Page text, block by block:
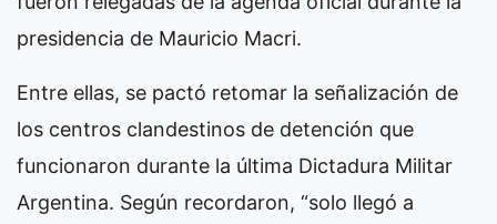
presidencia de Mauricio Macri.
Entre ellas, se pactó retomar la señalización de
los centros clandestinos de detención que
funcionaron durante la última Dictadura Militar
Argentina. Según recordaron, “solo llegó a